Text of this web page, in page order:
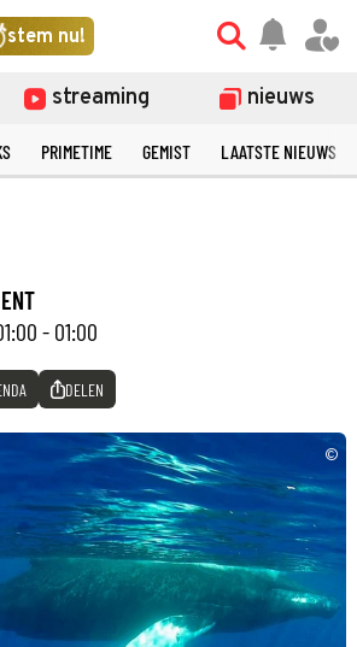
stem nu!
streaming nieuws
PRIMETIME GEMIST LAATSTE NIEUWS
- 01:00
DELEN
©